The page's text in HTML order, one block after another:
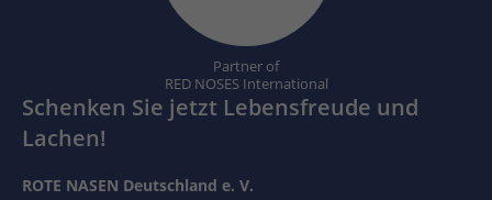
Partner of
RED NOSES International
Schenken Sie jetzt Lebensfreude und
Lachen!
ROTE NASEN Deutschland e. V.